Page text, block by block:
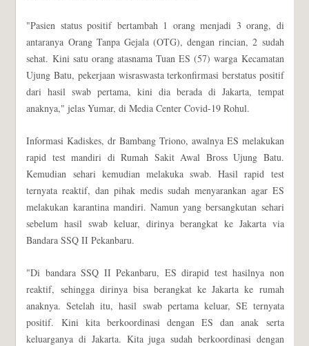
"Pasien status positif bertambah 1 orang menjadi 3 orang, di
antaranya Orang Tanpa Gejala (OTG), dengan rincian, 2 sudah
sehat. Kini satu orang atasnama Tuan ES (57) warga Kecamatan
Ujung Batu, pekerjaan wisraswasta terkonfirmasi berstatus positif
dari hasil swab pertama, kini dia berada di Jakarta, tempat
anaknya," jelas Yumar, di Media Center Covid-19 Rohul.
Informasi Kadiskes, dr Bambang Triono, awalnya ES melakukan
rapid test mandiri di Rumah Sakit Awal Bross Ujung Batu.
Kemudian sehari kemudian melakuka swab. Hasil rapid test
ternyata reaktif, dan pihak medis sudah menyarankan agar ES
melakukan karantina mandiri. Namun yang bersangkutan sehari
sebelum hasil swab keluar, dirinya berangkat ke Jakarta via
Bandara SSQ II Pekanbaru.
"Di bandara SSQ II Pekanbaru, ES dirapid test hasilnya non
reaktif, sehingga dirinya bisa berangkat ke Jakarta ke rumah
anaknya. Setelah itu, hasil swab pertama keluar, SE ternyata
positif. Kini kita berkoordinasi dengan ES dan anak serta
keluarganya di Jakarta. Kita juga sudah berkoordinasi dengan